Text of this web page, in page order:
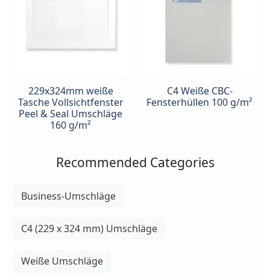
229x324mm weiße
Tasche Vollsichtfenster
Peel & Seal Umschläge
160 g/m²
C4 Weiße CBC-
Fensterhüllen 100 g/m²
Recommended Categories
Business-Umschläge
C4 (229 x 324 mm) Umschläge
Weiße Umschläge